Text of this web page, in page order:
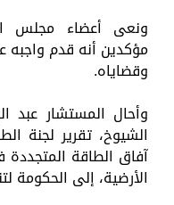
ونعى أعضاء مجلس
مؤكدين أنه قدم واجبه
وقضاياه.
وأحال المستشار عبد
الشيوخ، تقرير لجنة
آفاق الطاقة المتجددة
الأرضية، إلى الحكومة